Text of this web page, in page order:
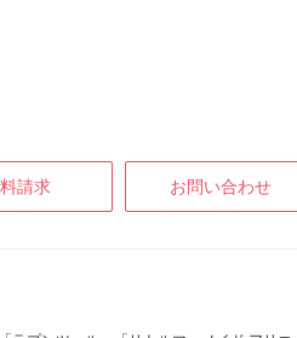
請求 お問い合わせ